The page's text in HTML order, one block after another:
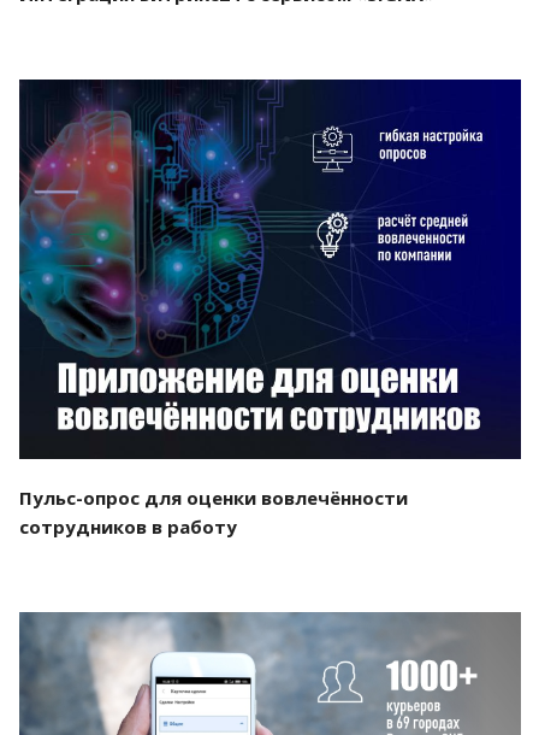
Смотреть проект
Пульс-опрос для оценки вовлечённости
сотрудников в работу